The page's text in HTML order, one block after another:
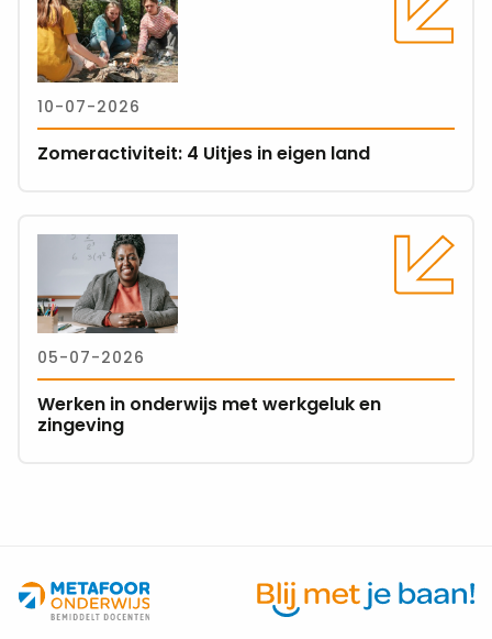
10-07-2026
Zomeractiviteit: 4 Uitjes in eigen land
over
Zomeractiviteit:
Uitjes
eigen
05-07-2026
Werken in onderwijs met werkgeluk en
zingeving
Werken
onderwijs
met
werkgeluk
en